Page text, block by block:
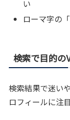
い
ローマ字の
検索で目的
検索結果で迷い
ロフィールに注